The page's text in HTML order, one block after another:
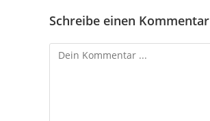
Schreibe einen Kommentar
Kommentieren